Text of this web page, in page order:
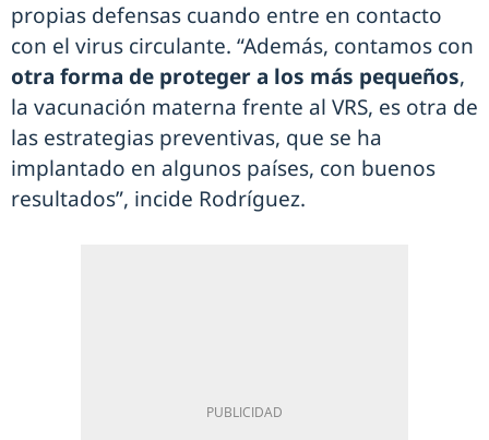
propias defensas cuando entre en contacto
con el virus circulante. “Además, contamos con
otra forma de proteger a los más pequeños,
la vacunación materna frente al VRS, es otra de
las estrategias preventivas, que se ha
implantado en algunos países, con buenos
resultados”, incide Rodríguez.